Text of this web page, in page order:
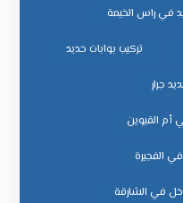
في راس الخيمة
تركيب بوابات حديد
جرار
أم القيوين
الفجيرة
في الشارقة